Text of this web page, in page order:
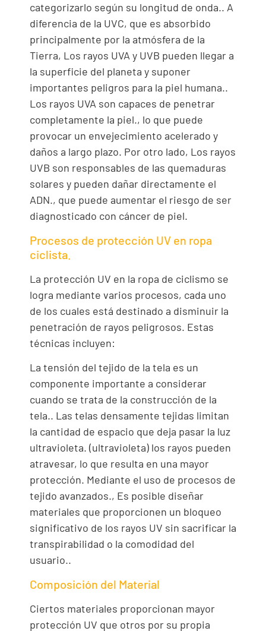
categorizarlo según su longitud de onda.. A
diferencia de la UVC, que es absorbido
principalmente por la atmósfera de la
Tierra, Los rayos UVA y UVB pueden llegar a
la superficie del planeta y suponer
importantes peligros para la piel humana..
Los rayos UVA son capaces de penetrar
completamente la piel., lo que puede
provocar un envejecimiento acelerado y
daños a largo plazo. Por otro lado, Los rayos
UVB son responsables de las quemaduras
solares y pueden dañar directamente el
ADN., que puede aumentar el riesgo de ser
diagnosticado con cáncer de piel.
Procesos de protección UV en ropa
ciclista.
La protección UV en la ropa de ciclismo se
logra mediante varios procesos, cada uno
de los cuales está destinado a disminuir la
penetración de rayos peligrosos. Estas
técnicas incluyen:
La tensión del tejido de la tela es un
componente importante a considerar
cuando se trata de la construcción de la
tela.. Las telas densamente tejidas limitan
la cantidad de espacio que deja pasar la luz
ultravioleta. (ultravioleta) los rayos pueden
atravesar, lo que resulta en una mayor
protección. Mediante el uso de procesos de
tejido avanzados., Es posible diseñar
materiales que proporcionen un bloqueo
significativo de los rayos UV sin sacrificar la
transpirabilidad o la comodidad del
usuario..
Composición del Material
Ciertos materiales proporcionan mayor
protección UV que otros por su propia